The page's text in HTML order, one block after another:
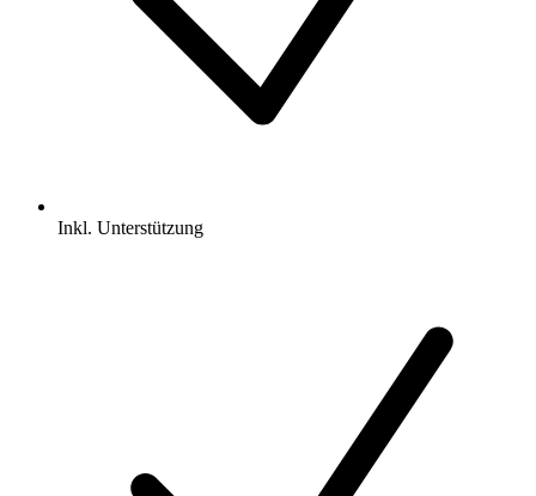
Inkl. Unterstützung